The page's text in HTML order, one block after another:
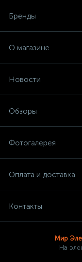
Бренды
О магазине
Новости
Обзоры
Фотогалерея
Оплата и доставка
Контакты
Мир
На